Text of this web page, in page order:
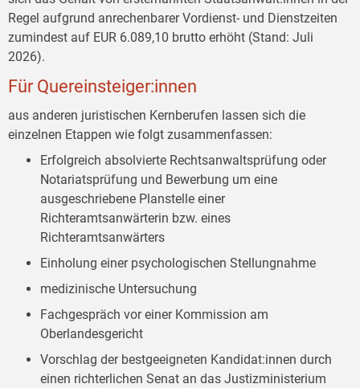
Regel aufgrund anrechenbarer Vordienst- und Dienstzeiten
zumindest auf EUR 6.089,10 brutto erhöht (Stand: Juli
2026).
Für Quereinsteiger:innen
aus anderen juristischen Kernberufen lassen sich die
einzelnen Etappen wie folgt zusammenfassen:
Erfolgreich absolvierte Rechtsanwaltsprüfung oder
Notariatsprüfung und Bewerbung um eine
ausgeschriebene Planstelle einer
Richteramtsanwärterin bzw. eines
Richteramtsanwärters
Einholung einer psychologischen Stellungnahme
medizinische Untersuchung
Fachgespräch vor einer Kommission am
Oberlandesgericht
Vorschlag der bestgeeigneten Kandidat:innen durch
einen richterlichen Senat an das Justizministerium